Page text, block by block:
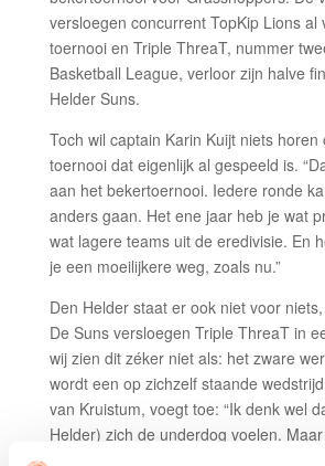
versloegen concurrent TopKip Lions al
toernooi en Triple ThreaT, nummer
Basketball League, verloor zijn halve
Helder Suns.
Toch wil captain Karin Kuijt niets horen
toernooi dat eigenlijk al gespeeld is.
aan het bekertoernooi. Iedere ronde
anders gaan. Het ene jaar heb je wat
wat lagere teams uit de eredivisie. En
je een moeilijkere weg, zoals nu.”
Den Helder staat er ook niet voor
De Suns versloegen Triple ThreaT in
wij zien dit zéker niet als: het zware
wordt een op zichzelf staande
van Kruistum, voegt toe: “Ik denk wel
Helder) zich de underdog voelen.
dat er altijd vol voor gaat. Zij geven